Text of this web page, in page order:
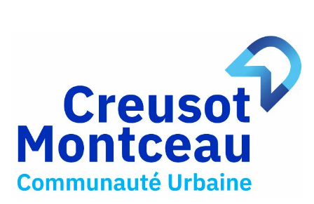
Facebook
Partager
Twitter
Partager
par
e-
mail